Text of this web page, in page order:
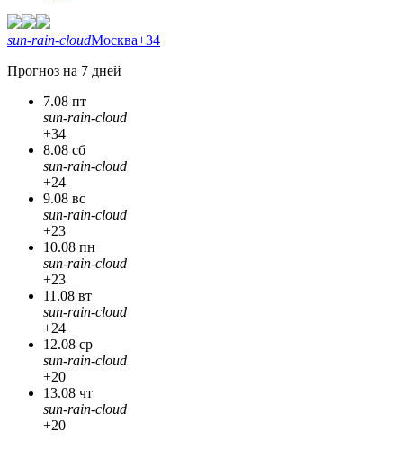
sun-rain-cloudМосква+34
Прогноз на 7 дней
7.08 пт
sun-rain-cloud
+34
8.08 сб
sun-rain-cloud
+24
9.08 вс
sun-rain-cloud
+23
10.08 пн
sun-rain-cloud
+23
11.08 вт
sun-rain-cloud
+24
12.08 ср
sun-rain-cloud
+20
13.08 чт
sun-rain-cloud
+20